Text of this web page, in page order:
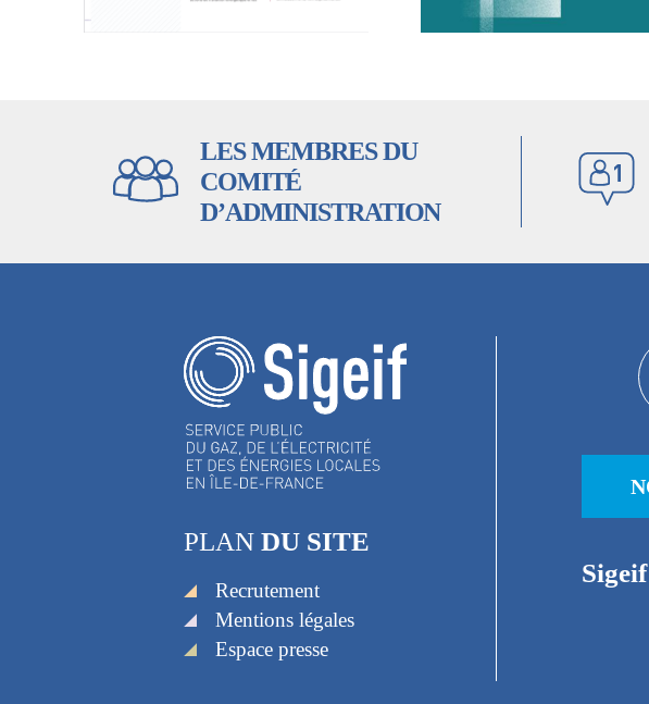
LES MEMBRES DU
COMITÉ
D’ADMINISTRATION
PLAN DU SITE
Recrutement
Mentions légales
Espace presse
Sigeif